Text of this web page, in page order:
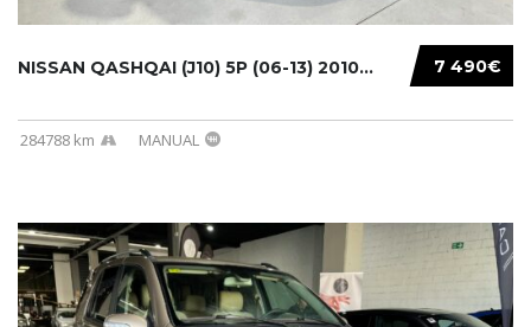
7 490€
NISSAN QASHQAI (J10) 5P (06-13) 2010...
284788 km MANUAL